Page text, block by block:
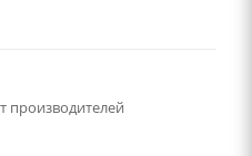
производителей